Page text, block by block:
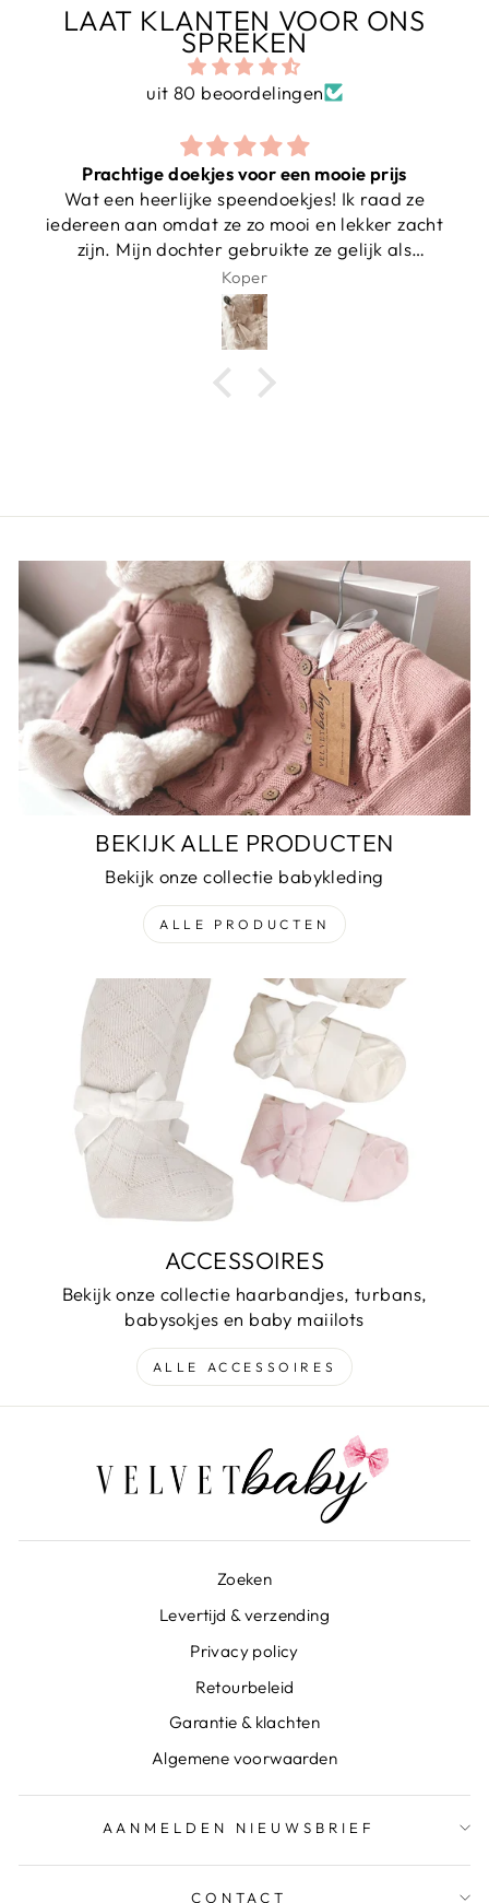
LAAT KLANTEN VOOR ONS
SPREKEN
uit 80 beoordelingen
Prachtige doekjes voor een mooie prijs
Wat een heerlijke speendoekjes! Ik raad ze
iedereen aan omdat ze zo mooi en lekker zacht
zijn. Mijn dochter gebruikte ze gelijk als
knuffel. En door dit doekje vind ze haar speen
altijd snel terug in bed:)
Koper
BEKIJK ALLE PRODUCTEN
Bekijk onze collectie babykleding
ALLE PRODUCTEN
ACCESSOIRES
Bekijk onze collectie haarbandjes, turbans,
babysokjes en baby maiilots
ALLE ACCESSOIRES
Zoeken
Levertijd & verzending
Privacy policy
Retourbeleid
Garantie & klachten
Algemene voorwaarden
AANMELDEN NIEUWSBRIEF
CONTACT